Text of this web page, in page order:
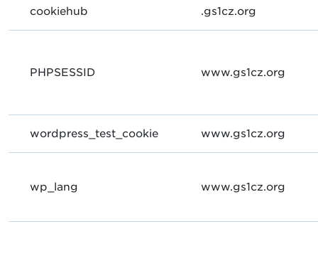
cookiehub .gs1cz.org
PHPSESSID www.gs1cz.org
wordpress_test_cookie www.gs1cz.org
wp_lang www.gs1cz.org